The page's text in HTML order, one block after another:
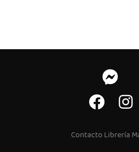
Contacto Librería